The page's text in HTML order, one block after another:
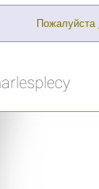
Пожалуйста